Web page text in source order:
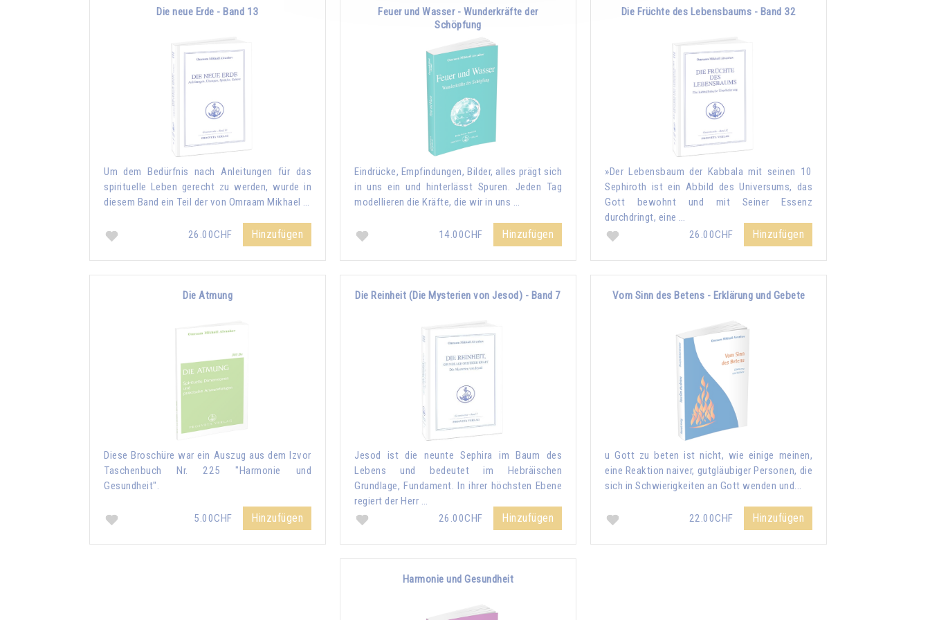
Die neue Erde - Band 13
Um dem Bedürfnis nach Anleitungen für das
spirituelle Leben gerecht zu werden, wurde in
diesem Band ein Teil der von Omraam Mikhael …
26.00CHF Hinzufügen
Feuer und Wasser - Wunderkräfte der
Schöpfung
Eindrücke, Empfindungen, Bilder, alles prägt sich
in uns ein und hinterlässt Spuren. Jeden Tag
modellieren die Kräfte, die wir in uns …
14.00CHF Hinzufügen
Die Früchte des Lebensbaums - Band 32
»Der Lebensbaum der Kabbala mit seinen 10
Sephiroth ist ein Abbild des Universums, das
Gott bewohnt und mit Seiner Essenz
durchdringt, eine …
26.00CHF
Hinzufügen
Die Atmung
Diese Broschüre war ein Auszug aus dem Izvor
Taschenbuch Nr. 225 "Harmonie und
Gesundheit".
5.00CHF Hinzufügen
Die Reinheit (Die Mysterien von Jesod) - Band 7
Jesod ist die neunte Sephira im Baum des
Lebens und bedeutet im Hebräischen
Grundlage, Fundament. In ihrer höchsten Ebene
regiert der Herr …
26.00CHF
Hinzufügen
Vom Sinn des Betens - Erklärung und Gebete
u Gott zu beten ist nicht, wie einige meinen,
eine Reaktion naiver, gutgläubiger Personen, die
sich in Schwierigkeiten an Gott wenden und...
22.00CHF Hinzufügen
Harmonie und Gesundheit